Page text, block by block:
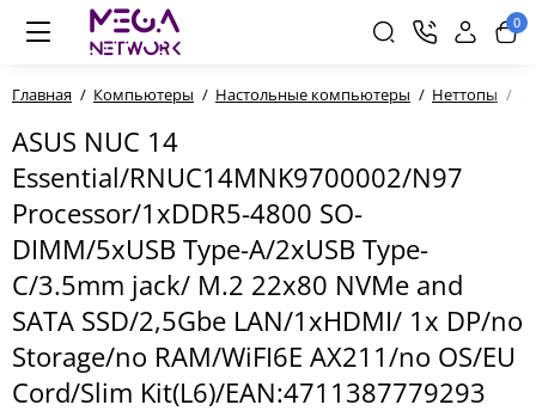
0
Главная Компьютеры Настольные компьютеры Неттопы
ASUS NUC 14
Essential/RNUC14MNK9700002/N97
Processor/1xDDR5-4800 SO-
DIMM/5xUSB Type-A/2xUSB Type-
C/3.5mm jack/ M.2 22x80 NVMe and
SATA SSD/2,5Gbe LAN/1xHDMI/ 1x DP/no
Storage/no RAM/WiFI6E AX211/no OS/EU
Cord/Slim Kit(L6)/EAN:4711387779293